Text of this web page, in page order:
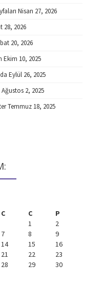
Nisan 27, 2026
28, 2026
20, 2026
Ekim 10, 2025
Eylül 26, 2025
Ağustos 2, 2025
Temmuz 18, 2025
C C
P
1
2
7 8
9
14 15
16
21 22
23
28 29
30